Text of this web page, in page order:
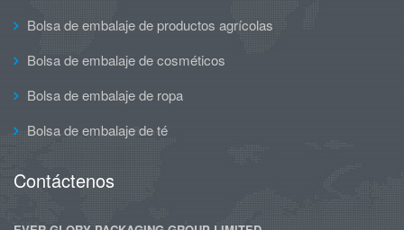
Bolsa de embalaje de productos agrícolas
Bolsa de embalaje de cosméticos
Bolsa de embalaje de ropa
Bolsa de embalaje de té
Contáctenos